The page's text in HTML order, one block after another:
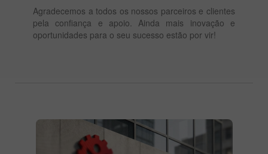
Agradecemos a todos os nossos parceiros e clientes
pela confiança e apoio. Ainda mais inovação e
oportunidades para o seu sucesso estão por vir!